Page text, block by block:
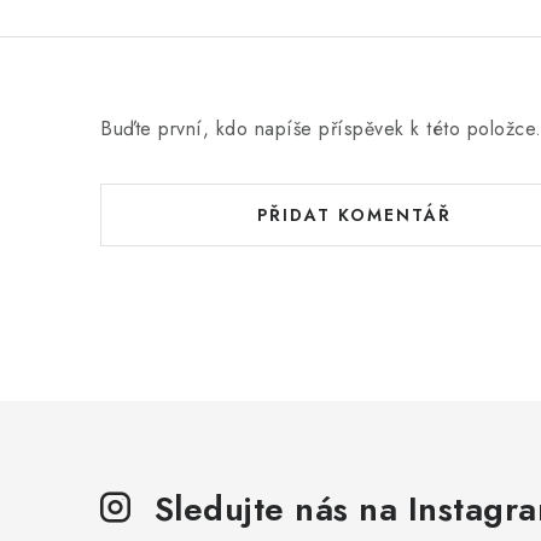
Buďte první, kdo napíše příspěvek k této položce.
PŘIDAT KOMENTÁŘ
Sledujte nás na